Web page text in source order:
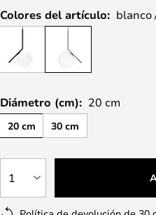
Colores del artículo: blanco
Diámetro (cm): 20 cm
20 cm 30 cm
1